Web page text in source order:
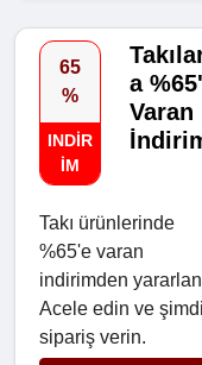
65
%
INDIR
IM
a
Varan
Takı ürünlerinde
%65'e varan
indirimden
Acele edin ve şimdi
sipariş verin.